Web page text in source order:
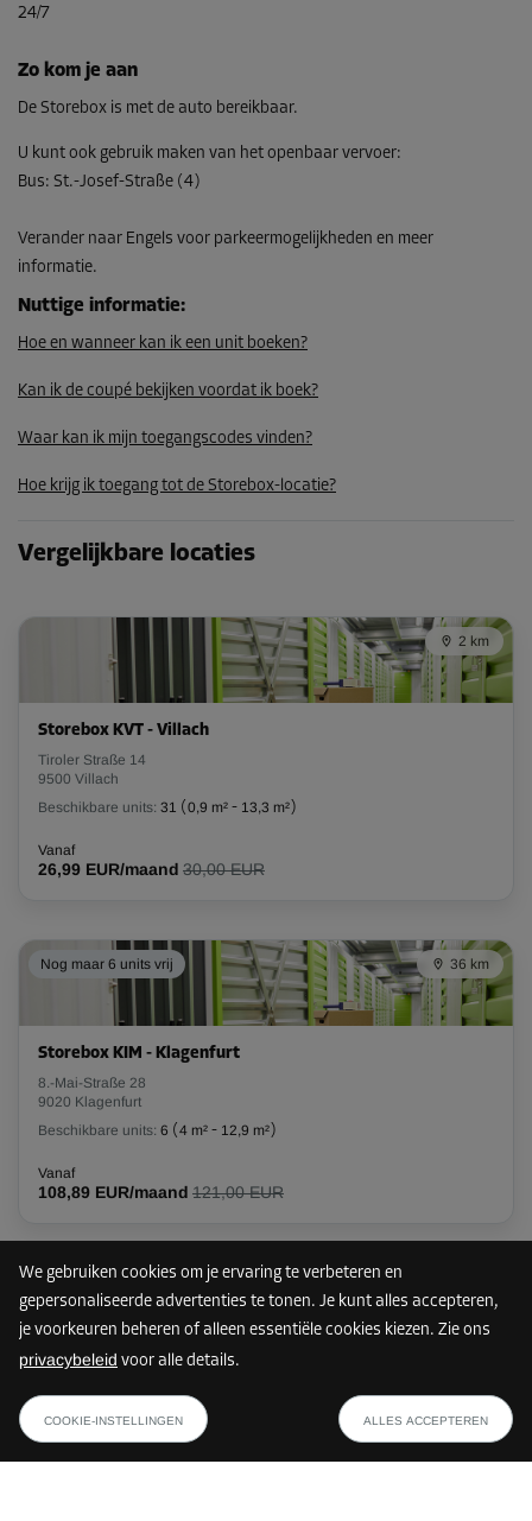
We gebruiken cookies om je ervaring te verbeteren en
gepersonaliseerde advertenties te tonen. Je kunt alles accepteren,
je voorkeuren beheren of alleen essentiële cookies kiezen. Zie ons
privacybeleid voor alle details.
COOKIE-INSTELLINGEN ALLES ACCEPTEREN
24/7
Zo kom je aan
De Storebox is met de auto bereikbaar.
U kunt ook gebruik maken van het openbaar vervoer:
Bus: St.-Josef-Straße (4)
Verander naar Engels voor parkeermogelijkheden en meer
informatie.
Nuttige informatie:
Hoe en wanneer kan ik een unit boeken?
Kan ik de coupé bekijken voordat ik boek?
Waar kan ik mijn toegangscodes vinden?
Hoe krijg ik toegang tot de Storebox-locatie?
Vergelijkbare locaties
2 km
Storebox KVT - Villach
Tiroler Straße 14
9500 Villach
Beschikbare units: 31 (0,9 m² - 13,3 m²)
Vanaf
26,99 EUR/maand 30,00 EUR
Nog maar 6 units vrij 36 km
Storebox KIM - Klagenfurt
8.-Mai-Straße 28
9020 Klagenfurt
Beschikbare units: 6 (4 m² - 12,9 m²)
Vanaf
108,89 EUR/maand 121,00 EUR
8750 Judenburg
7,19 EUR/maand